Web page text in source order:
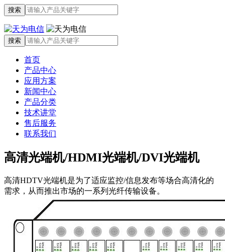
首页
产品中心
应用方案
新闻中心
产品分类
技术讲堂
售后服务
联系我们
高清光端机/HDMI光端机/DVI光端机
高清HDTV光端机是为了适应监控/信息发布等场合高清化的
需求，从而推出市场的一系列光纤传输设备。